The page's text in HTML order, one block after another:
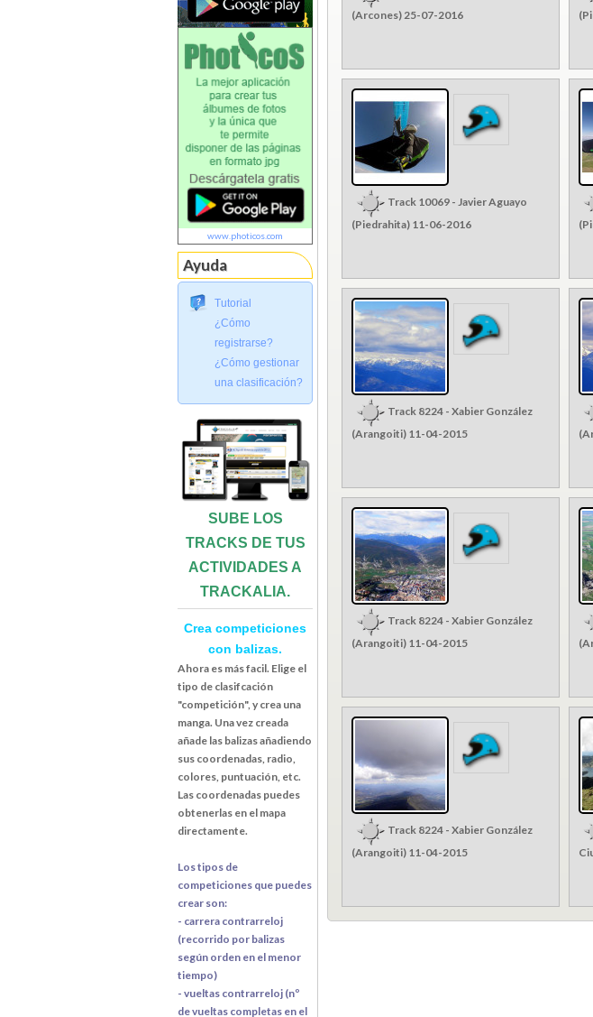
www.photicos.com
Ayuda
Tutorial
¿Cómo
registrarse?
¿Cómo gestionar
una clasificación?
SUBE LOS
TRACKS DE TUS
ACTIVIDADES A
TRACKALIA.
Crea competiciones
con balizas.
Ahora es más facil. Elige el
tipo de clasifcación
"competición", y crea una
manga. Una vez creada
añade las balizas añadiendo
sus coordenadas, radio,
colores, puntuación, etc.
Las coordenadas puedes
obtenerlas en el mapa
directamente.
Los tipos de
competiciones que puedes
crear son:
- carrera contrarreloj
(recorrido por balizas
según orden en el menor
tiempo)
- vueltas contrarreloj (nº
de vueltas completas en el
(Arcones) 25-07-2016
Track 10069 - Javier Aguayo
(Piedrahita) 11-06-2016
Track 8224 - Xabier González
(Arangoiti) 11-04-2015
Track 8224 - Xabier González
(Arangoiti) 11-04-2015
Track 8224 - Xabier González
(Arangoiti) 11-04-2015